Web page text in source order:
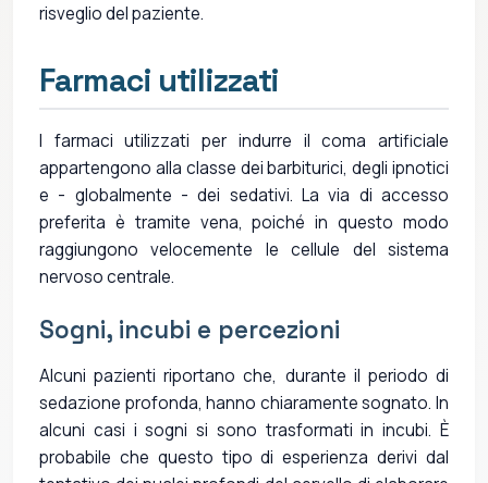
risveglio del paziente.
Farmaci utilizzati
I farmaci utilizzati per indurre il coma artificiale
appartengono alla classe dei barbiturici, degli ipnotici
e - globalmente - dei sedativi. La via di accesso
preferita è tramite vena, poiché in questo modo
raggiungono velocemente le cellule del sistema
nervoso centrale.
Sogni, incubi e percezioni
Alcuni pazienti riportano che, durante il periodo di
sedazione profonda, hanno chiaramente sognato. In
alcuni casi i sogni si sono trasformati in incubi. È
probabile che questo tipo di esperienza derivi dal